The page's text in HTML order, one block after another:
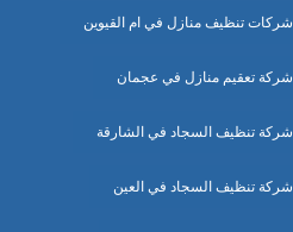
شركات تنظيف منازل في ام القيوين
شركة تعقيم منازل في عجمان
شركة تنظيف السجاد في الشارقة
شركة تنظيف السجاد في العين